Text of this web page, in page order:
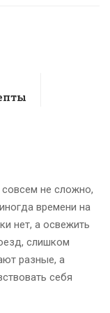
не сложно,
времени на
нет, а освежить
слишком
разные, а
себя